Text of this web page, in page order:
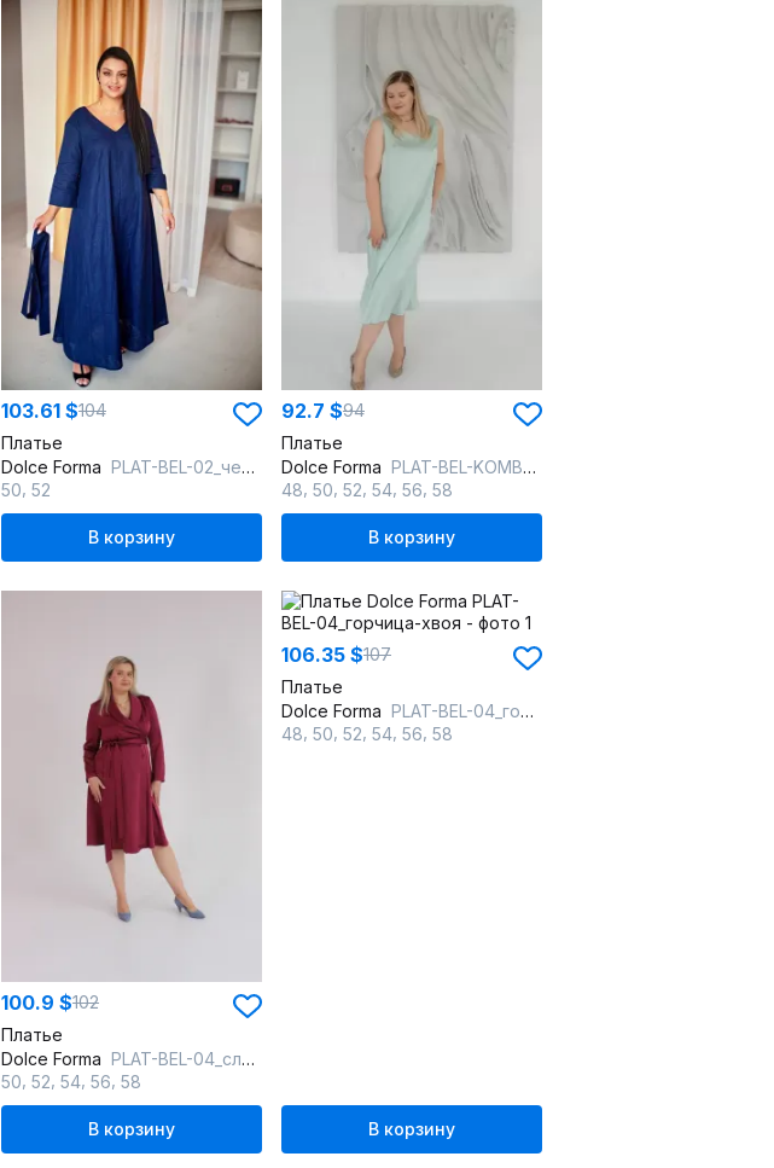
103.61 $104
Платье
Dolce Forma PLAT-BEL-02_черника
50 52
В корзину
92.7 $94
Платье
Dolce Forma PLAT-BEL-KOMB-01_мята
48 50 52 54 56 58
В корзину
100.9 $102
Платье
Dolce Forma PLAT-BEL-04_слива
50 52 54 56 58
В корзину
106.35 $107
Платье
Dolce Forma PLAT-BEL-04_горчица-хвоя
48 50 52 54 56 58
В корзину